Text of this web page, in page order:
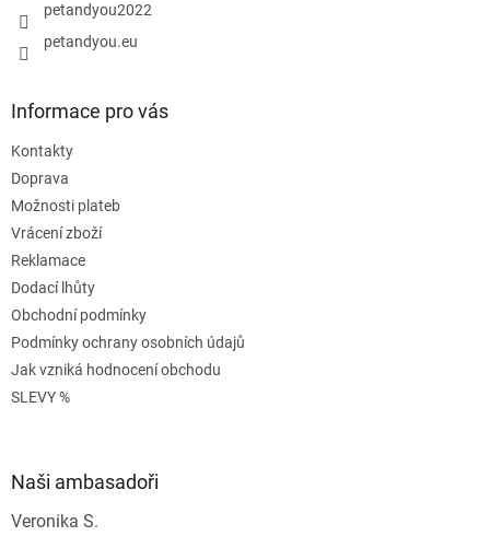
petandyou2022
petandyou.eu
Informace pro vás
Kontakty
Doprava
Možnosti plateb
Vrácení zboží
Reklamace
Dodací lhůty
Obchodní podmínky
Podmínky ochrany osobních údajů
Jak vzniká hodnocení obchodu
SLEVY %
Naši ambasadoři
Veronika S.